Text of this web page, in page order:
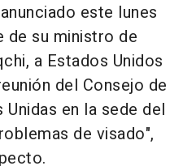
este lunes
de su ministro de
a Estados Unidos
del Consejo de
en la sede del
de visado",